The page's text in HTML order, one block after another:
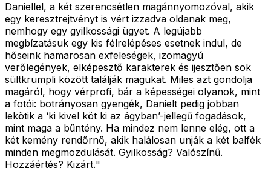
Daniellel, a két szerencsétlen magánnyomozóval, akik
egy keresztrejtvényt is vért izzadva oldanak meg,
nemhogy egy gyilkossági ügyet. A legújabb
megbízatásuk egy kis félrelépéses esetnek indul, de
hőseink hamarosan exfeleségek, izomagyú
verőlegények, elképesztő karakterek és ijesztően sok
sültkrumpli között találják magukat. Miles azt gondolja
magáról, hogy vérprofi, bár a képességei olyanok, mint
a fotói: botrányosan gyengék, Danielt pedig jobban
lekötik a ‘ki kivel köt ki az ágyban’-jellegű fogadások,
mint maga a bűntény. Ha mindez nem lenne elég, ott a
két kemény rendőrnő, akik halálosan unják a két balfék
minden megmozdulását. Gyilkosság? Valószínű.
Hozzáértés? Kizárt."